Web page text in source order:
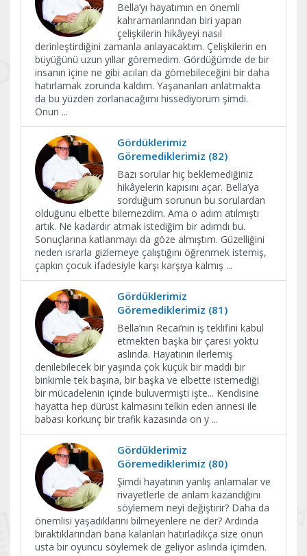
Bella’yı hayatımın en önemli
kahramanlarından biri yapan
çelişkilerin hikâyeyi nasıl
derinleştirdiğini zamanla anlayacaktım. Çelişkilerin en
büyüğünü uzun yıllar göremedim. Gördüğümde de bir
insanın içine ne gibi acıları da gömebileceğini bir daha
hatırlamak zorunda kaldım. Yaşananları anlatmakta
da bu yüzden zorlanacağımı hissediyorum şimdi.
Onun ...
Gördüklerimiz
Göremediklerimiz (82)
Bazı sorular hiç beklemediğiniz
hikâyelerin kapısını açar. Bella’ya
sorduğum sorunun bu sorulardan
olduğunu elbette bilemezdim. Ama o adım atılmıştı
artık. Ne kadardır atmak istediğim bir adımdı bu.
Sonuçlarına katlanmayı da göze almıştım. Güzelliğini
neden ısrarla gizlemeye çalıştığını öğrenmek istemiş,
çapkın çocuk ifadesiyle karşı karşıya kalmış ...
Gördüklerimiz
Göremediklerimiz (81)
Bella’nın Recai’nin iş teklifini kabul
etmekten başka bir çaresi yoktu
aslında. Hayatının ilerlemiş
denilebilecek bir yaşında çok küçük bir maddi bir
birikimle tek başına, bir başka ve elbette istemediği
bir mücadelenin içinde buluvermişti işte... Kendisine
hayatta hep dürüst kalmasını telkin eden annesi ile
babası korkunç bir trafik kazasında on y ...
Gördüklerimiz
Göremediklerimiz (80)
Şimdi hayatının yanlış anlamalar ve
rivayetlerle de anlam kazandığını
söylemem neyi değiştirir? Daha da
önemlisi yaşadıklarını bilmeyenlere ne der? Ardında
bıraktıklarından bana kalanları hatırladıkça size onun
usta bir oyuncu söylemek de geliyor aslında içimden.